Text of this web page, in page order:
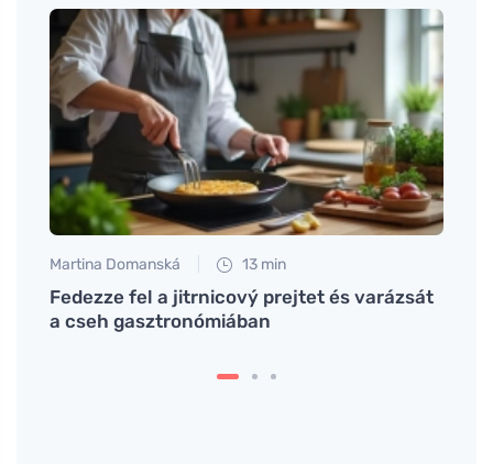
Martina Domanská 13 min
Fedezze fel a jitrnicový prejtet és varázsát
a cseh gasztronómiában